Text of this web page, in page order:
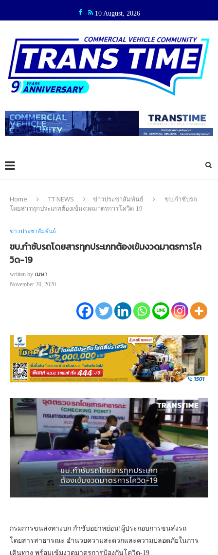
10 August, 2026
Home TT NEWS ข่าวประชาสัมพันธ์
ขบ.กำชับรถ
โดยสารทุกประเภทต้องเข้มงวดมาตรการโควิด-19
ข่าวประชาสัมพันธ์
ขบ.กำชับรถโดยสารทุกประเภทต้องเข้มงวดมาตรการโค
วิด-19
written by เมษา
November 20, 2020
กรมการขนส่งทางบก กำชับอย่าหย่อน!ผู้ประกอบการขนส่งรถ
โดยสารสาธารณะ อำนวยความสะดวกและความปลอดภัยในการ
เดินทาง พร้อมเข้มงวดมาตรการป้องกันโควิด-19